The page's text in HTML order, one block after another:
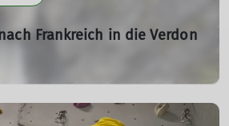
Frankreich in die Verdon